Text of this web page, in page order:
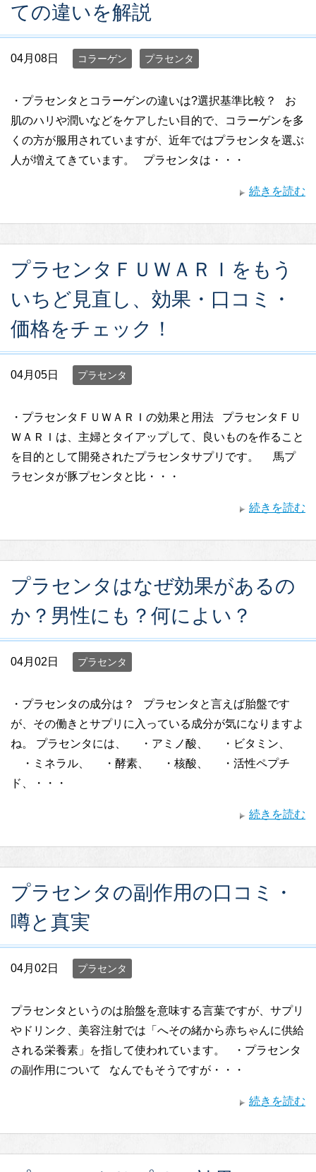
ての違いを解説
04月08日 コラーゲン プラセンタ
・プラセンタとコラーゲンの違いは?選択基準比較？ お
肌のハリや潤いなどをケアしたい目的で、コラーゲンを多
くの方が服用されていますが、近年ではプラセンタを選ぶ
人が増えてきています。 プラセンタは・・・
続きを読む
プラセンタＦＵＷＡＲＩをもう
いちど見直し、効果・口コミ・
価格をチェック！
04月05日 プラセンタ
・プラセンタＦＵＷＡＲＩの効果と用法 プラセンタＦＵ
ＷＡＲＩは、主婦とタイアップして、良いものを作ること
を目的として開発されたプラセンタサプリです。 馬プ
ラセンタが豚プセンタと比・・・
続きを読む
プラセンタはなぜ効果があるの
か？男性にも？何によい？
04月02日 プラセンタ
・プラセンタの成分は？ プラセンタと言えば胎盤です
が、その働きとサプリに入っている成分が気になりますよ
ね。 プラセンタには、 ・アミノ酸、 ・ビタミン、
・ミネラル、 ・酵素、 ・核酸、 ・活性ペプチ
ド、・・・
続きを読む
プラセンタの副作用の口コミ・
噂と真実
04月02日 プラセンタ
プラセンタというのは胎盤を意味する言葉ですが、サプリ
やドリンク、美容注射では「へその緒から赤ちゃんに供給
される栄養素」を指して使われています。 ・プラセンタ
の副作用について なんでもそうですが・・・
続きを読む